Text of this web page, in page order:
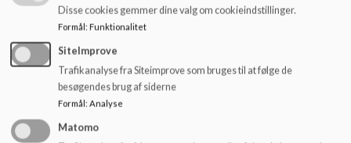
Henrik, leder - 2991 7302
Eventyrhuset - Frederiksberg Sogns Børnehus
Disse cookies gemmer dine valg om cookieindstillinger.
Formål: Funktionalitet
SiteImprove
Trafikanalyse fra Siteimprove som bruges til at følge de
besøgendes brug af siderne
Formål: Analyse
Matomo